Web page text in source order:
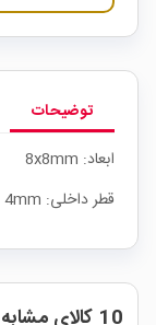
توضیحات
ابعاد: 8x8mm
قطر داخلی: 4mm
10 کالای مشابه